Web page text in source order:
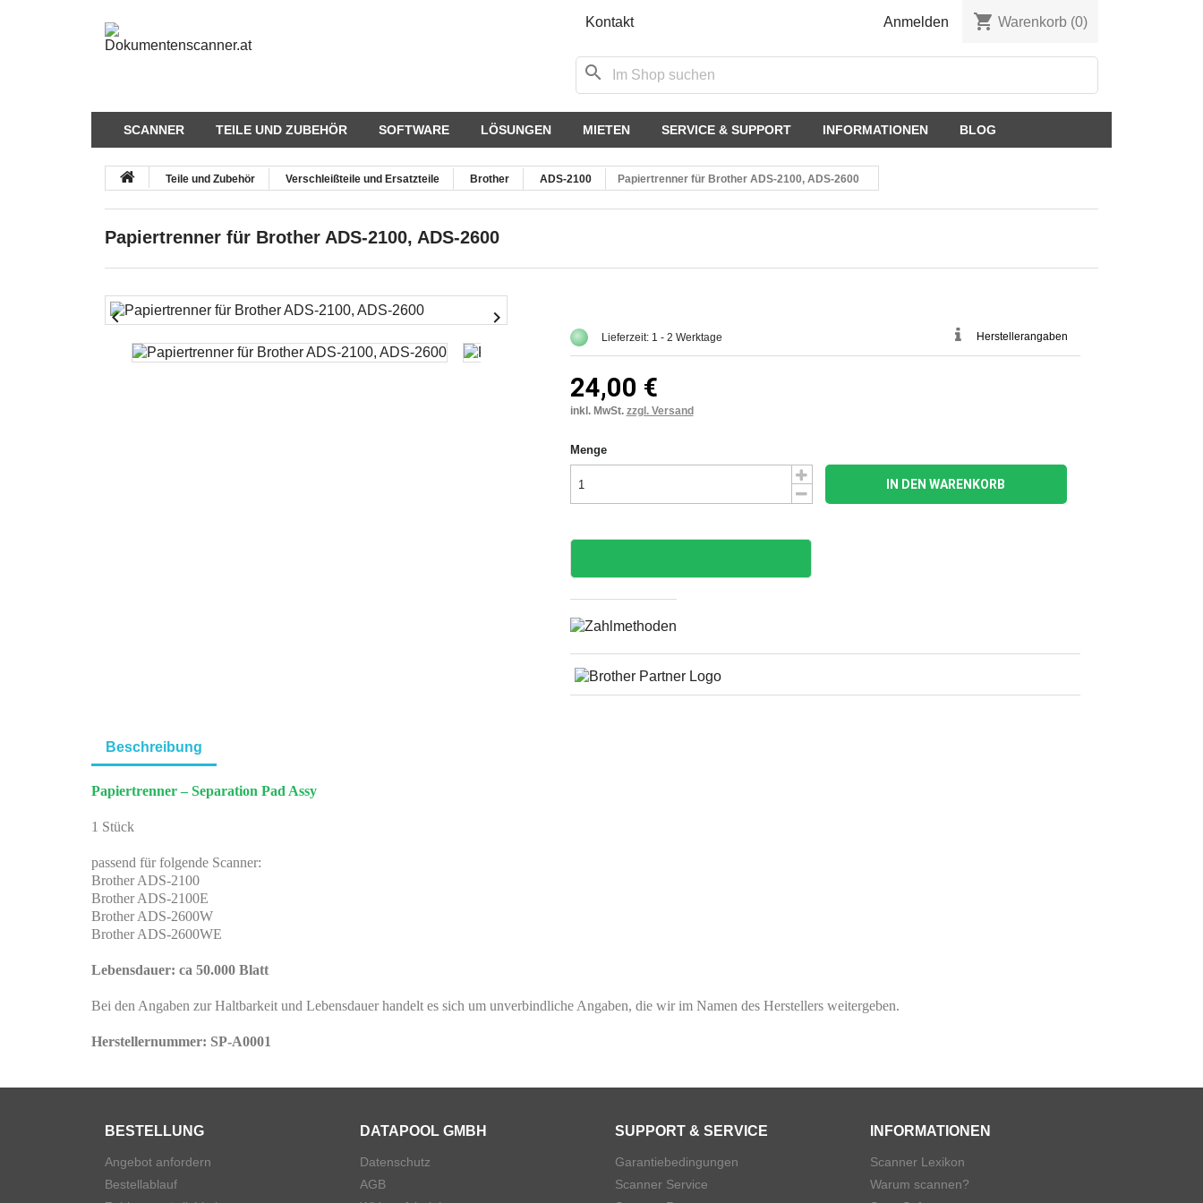
Kontakt Anmelden shopping_cart Warenkorb (0)
search
SCANNER TEILE UND ZUBEHÖR SOFTWARE LÖSUNGEN MIETEN SERVICE & SUPPORT INFORMATIONEN BLOG
Teile und Zubehör Verschleißteile und Ersatzteile Brother ADS-2100 Papiertrenner für Brother ADS-2100, ADS-2600
Papiertrenner für Brother ADS-2100, ADS-2600
 
Lieferzeit: 1 - 2 Werktage Herstellerangaben
24,00 €
inkl. MwSt. zzgl. Versand
Menge
IN DEN WARENKORB
Beschreibung
Papiertrenner – Separation Pad Assy
1 Stück
passend für folgende Scanner:
Brother ADS-2100
Brother ADS-2100E
Brother ADS-2600W
Brother ADS-2600WE
Lebensdauer: ca 50.000 Blatt
Bei den Angaben zur Haltbarkeit und Lebensdauer handelt es sich um unverbindliche Angaben, die wir im Namen des Herstellers weitergeben.
Herstellernummer: SP-A0001
BESTELLUNG
Angebot anfordern
Bestellablauf
DATAPOOL GMBH
Datenschutz
AGB
SUPPORT & SERVICE
Garantiebedingungen
Scanner Service
INFORMATIONEN
Scanner Lexikon
Warum scannen?